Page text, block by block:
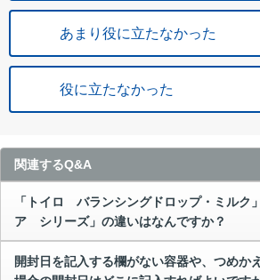
あまり役に立たなかった
役に立たなかった
関連するQ&A
「トイロ バランシングドロップ・ミルク
ア シリーズ」の違いはなんですか？
開封日を記入する欄がない容器や、つめか